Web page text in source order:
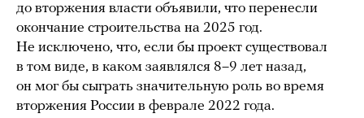
до вторжения власти объявили, что перенесли
окончание строительства на 2025 год.
Не исключено, что, если бы проект существовал
в том виде, в каком заявлялся 8–9 лет назад,
он мог бы сыграть значительную роль во время
вторжения России в феврале 2022 года.